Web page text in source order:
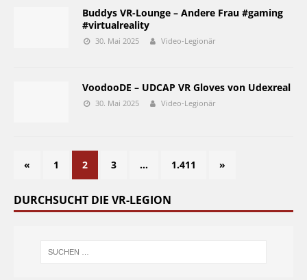
Buddys VR-Lounge – Andere Frau #gaming
#virtualreality
30. Mai 2025 Video-Legionär
VoodooDE – UDCAP VR Gloves von Udexreal
30. Mai 2025 Video-Legionär
« 1 2 3 … 1.411 »
DURCHSUCHT DIE VR-LEGION